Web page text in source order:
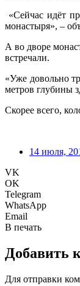
«Сейчас идёт
монастыря», –
А во дворе
встречали.
«Уже довольно
метров глубины
Скорее всего,
14 июля,
VK
OK
Telegram
WhatsApp
Email
В печать
Добавить
Для отправки